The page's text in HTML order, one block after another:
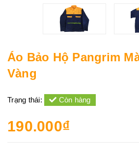
Áo Bảo Hộ Pangrim
Vàng
Trạng thái: Còn hàng
190.000₫